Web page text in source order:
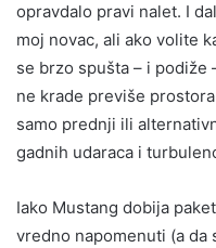
opravdalo pravi nalet. I
moj novac, ali ako volite
se brzo spušta – i podiže
ne krade previše
samo prednji ili
gadnih udaraca i
Iako Mustang dobija
vredno napomenuti (a da